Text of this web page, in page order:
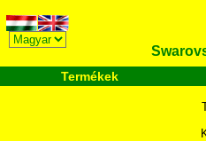
Termékek